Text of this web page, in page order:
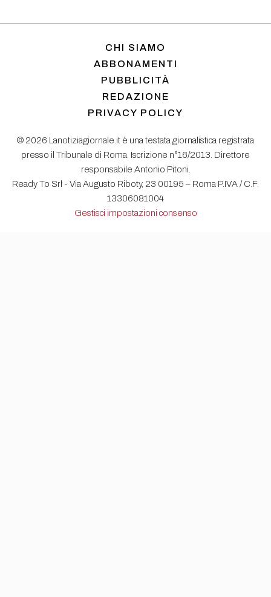
CHI SIAMO
ABBONAMENTI
PUBBLICITÀ
REDAZIONE
PRIVACY POLICY
© 2026 Lanotiziagiornale.it è una testata giornalistica registrata
presso il Tribunale di Roma. Iscrizione n°16/2013. Direttore
responsabile Antonio Pitoni.
Ready To Srl - Via Augusto Riboty, 23 00195 – Roma P.IVA / C.F.
13306081004
Gestisci impostazioni consenso